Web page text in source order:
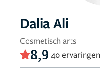
Dalia Ali
Cosmetisch arts
8,9 40 ervaringen